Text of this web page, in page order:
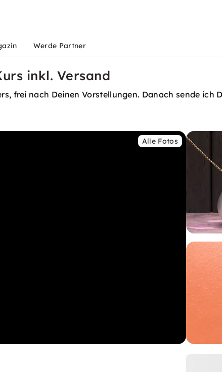
Werde Partner
inkl. Versand
frei nach Deinen Vorstellungen. Danach sende ich
Alle Fotos